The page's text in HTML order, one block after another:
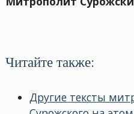
Читайте также:
Другие тексты